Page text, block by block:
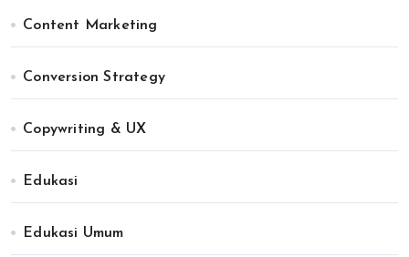
Content Marketing
Conversion Strategy
Copywriting & UX
Edukasi
Edukasi Umum